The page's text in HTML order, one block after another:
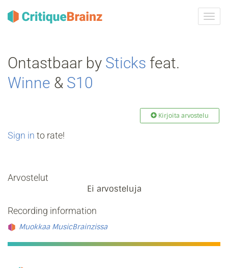
Ontastbaar by Sticks feat.
Winne & S10
Kirjoita arvostelu
Sign in to rate!
Arvostelut
Ei arvosteluja
Recording information
Muokkaa MusicBrainzissa